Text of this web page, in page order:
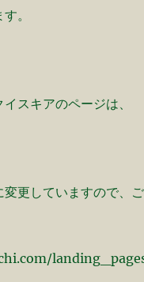
。
スキアのページは、
変更していますので、